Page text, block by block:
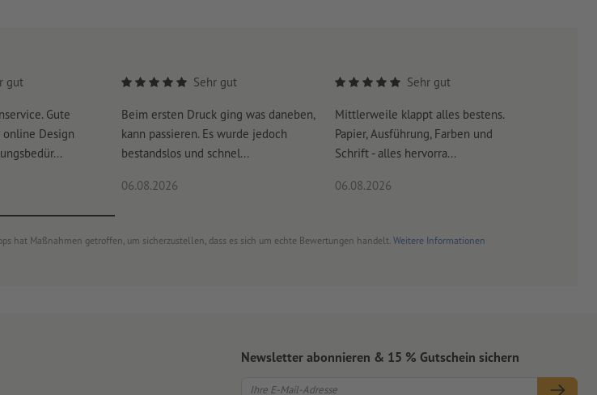
gut
Gute
online Design
Sehr gut
Beim ersten Druck ging was daneben,
kann passieren. Es wurde jedoch
bestandslos und schnel...
06.08.2026
Sehr gut
Mittlerweile klappt alles bestens.
Papier, Ausführung, Farben und
Schrift - alles hervorra...
06.08.2026
hat Maßnahmen getroffen, um sicherzustellen, dass es sich um echte Bewertungen handelt. Weitere Informationen
Newsletter abonnieren & 15 % Gutschein sichern